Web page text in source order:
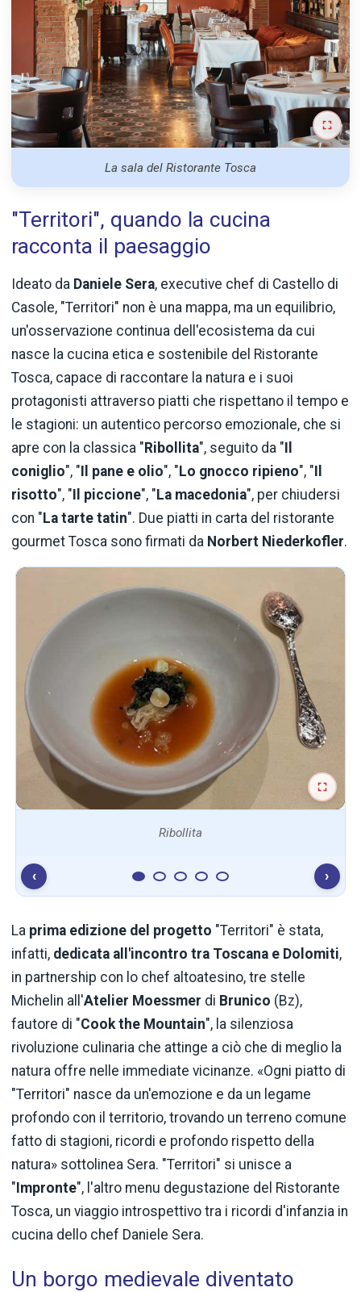
La sala del Ristorante Tosca
"Territori", quando la cucina
racconta il paesaggio
Ideato da Daniele Sera, executive chef di Castello di
Casole, "Territori" non è una mappa, ma un equilibrio,
un'osservazione continua dell'ecosistema da cui
nasce la cucina etica e sostenibile del Ristorante
Tosca, capace di raccontare la natura e i suoi
protagonisti attraverso piatti che rispettano il tempo e
le stagioni: un autentico percorso emozionale, che si
apre con la classica "Ribollita", seguito da "Il
coniglio", "Il pane e olio", "Lo gnocco ripieno", "Il
risotto", "Il piccione", "La macedonia", per chiudersi
con "La tarte tatin". Due piatti in carta del ristorante
gourmet Tosca sono firmati da Norbert Niederkofler.
Ribollita
‹ ›
La prima edizione del progetto "Territori" è stata,
infatti, dedicata all'incontro tra Toscana e Dolomiti,
in partnership con lo chef altoatesino, tre stelle
Michelin all'Atelier Moessmer di Brunico (Bz),
fautore di "Cook the Mountain", la silenziosa
rivoluzione culinaria che attinge a ciò che di meglio la
natura offre nelle immediate vicinanze. «Ogni piatto di
"Territori" nasce da un'emozione e da un legame
profondo con il territorio, trovando un terreno comune
fatto di stagioni, ricordi e profondo rispetto della
natura» sottolinea Sera. "Territori" si unisce a
" Impronte", l'altro menu degustazione del Ristorante
Tosca, un viaggio introspettivo tra i ricordi d'infanzia in
cucina dello chef Daniele Sera.
Un borgo medievale diventato